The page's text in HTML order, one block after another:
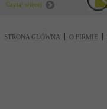
Czytaj więcej
STRONA GŁÓWNA O FIRMIE